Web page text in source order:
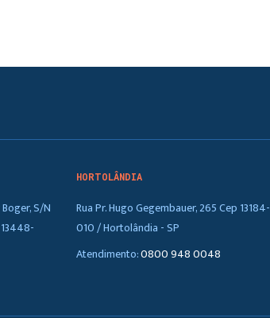
S/N
HORTOLÂNDIA
Rua Pr. Hugo Gegembauer, 265 Cep 13184-
010 / Hortolândia - SP
Atendimento:0800 948 0048